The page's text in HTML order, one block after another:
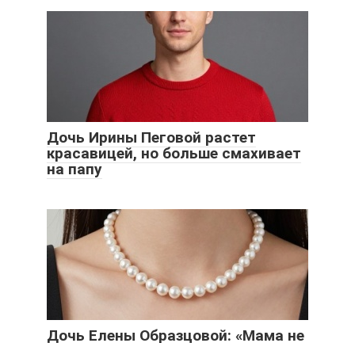
Дочь Ирины Пеговой растет
красавицей, но больше смахивает
на папу
Дочь Елены Образцовой: «Мама не